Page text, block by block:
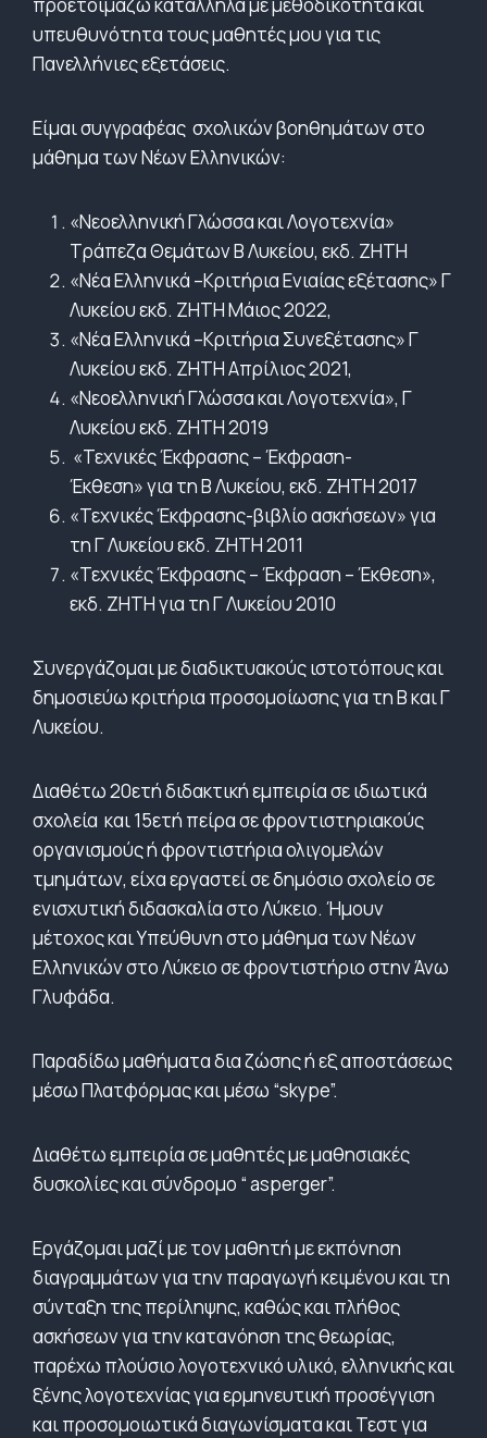
υπευθυνότητα τους μαθητές μου για τις
Πανελλήνιες εξετάσεις.
Είμαι συγγραφέας σχολικών βοηθημάτων στο
μάθημα των Νέων Ελληνικών:
«Νεοελληνική Γλώσσα και Λογοτεχνία»
Τράπεζα Θεμάτων Β Λυκείου, εκδ. ΖΗΤΗ
«Νέα Ελληνικά –Κριτήρια Ενιαίας εξέτασης» Γ
Λυκείου εκδ. ΖΗΤΗ Μάιος 2022,
«Νέα Ελληνικά –Κριτήρια Συνεξέτασης» Γ
Λυκείου εκδ. ΖΗΤΗ Απρίλιος 2021,
«Νεοελληνική Γλώσσα και Λογοτεχνία», Γ
Λυκείου εκδ. ΖΗΤΗ 2019
«Τεχνικές Έκφρασης – Έκφραση-
Έκθεση» για τη Β Λυκείου, εκδ. ΖΗΤΗ 2017
«Τεχνικές Έκφρασης-βιβλίο ασκήσεων» για
τη Γ Λυκείου εκδ. ΖΗΤΗ 2011
«Τεχνικές Έκφρασης – Έκφραση – Έκθεση»,
εκδ. ΖΗΤΗ για τη Γ Λυκείου 2010
Συνεργάζομαι με διαδικτυακούς ιστοτόπους και
δημοσιεύω κριτήρια προσομοίωσης για τη Β και Γ
Λυκείου.
Διαθέτω 20ετή διδακτική εμπειρία σε ιδιωτικά
σχολεία και 15ετή πείρα σε φροντιστηριακούς
οργανισμούς ή φροντιστήρια ολιγομελών
τμημάτων, είχα εργαστεί σε δημόσιο σχολείο σε
ενισχυτική διδασκαλία στο Λύκειο. Ήμουν
μέτοχος και Υπεύθυνη στο μάθημα των Νέων
Ελληνικών στο Λύκειο σε φροντιστήριο στην Άνω
Γλυφάδα.
Παραδίδω μαθήματα δια ζώσης ή εξ αποστάσεως
μέσω Πλατφόρμας και μέσω “skype”.
Διαθέτω εμπειρία σε μαθητές με μαθησιακές
δυσκολίες και σύνδρομο “ asperger”.
Εργάζομαι μαζί με τον μαθητή με εκπόνηση
διαγραμμάτων για την παραγωγή κειμένου και τη
σύνταξη της περίληψης, καθώς και πλήθος
ασκήσεων για την κατανόηση της θεωρίας,
παρέχω πλούσιο λογοτεχνικό υλικό, ελληνικής και
ξένης λογοτεχνίας για ερμηνευτική προσέγγιση
και προσομοιωτικά διαγωνίσματα και Τεστ για